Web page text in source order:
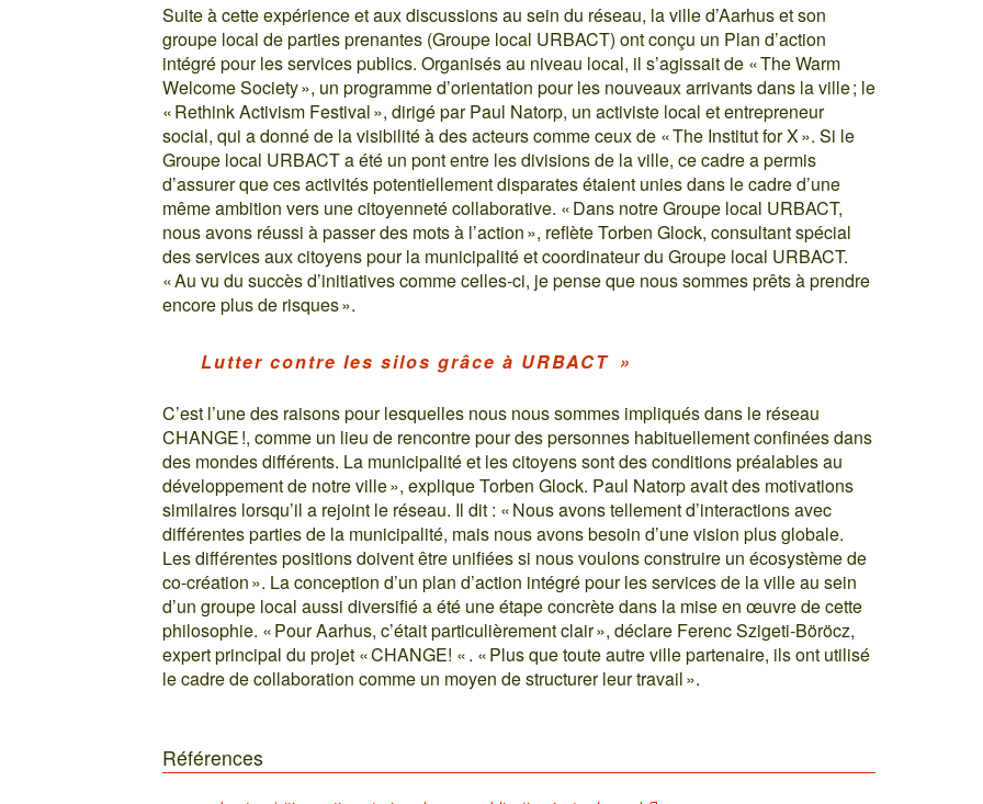
Suite à cette expérience et aux discussions au sein du réseau, la ville d’Aarhus et son
groupe local de parties prenantes (Groupe local URBACT) ont conçu un Plan d’action
intégré pour les services publics. Organisés au niveau local, il s’agissait de « The Warm
Welcome Society », un programme d’orientation pour les nouveaux arrivants dans la ville ; le
« Rethink Activism Festival », dirigé par Paul Natorp, un activiste local et entrepreneur
social, qui a donné de la visibilité à des acteurs comme ceux de « The Institut for X ». Si le
Groupe local URBACT a été un pont entre les divisions de la ville, ce cadre a permis
d’assurer que ces activités potentiellement disparates étaient unies dans le cadre d’une
même ambition vers une citoyenneté collaborative. « Dans notre Groupe local URBACT,
nous avons réussi à passer des mots à l’action », reflète Torben Glock, consultant spécial
des services aux citoyens pour la municipalité et coordinateur du Groupe local URBACT.
« Au vu du succès d’initiatives comme celles-ci, je pense que nous sommes prêts à prendre
encore plus de risques ».
Lutter contre les silos grâce à URBACT »
C’est l’une des raisons pour lesquelles nous nous sommes impliqués dans le réseau
CHANGE !, comme un lieu de rencontre pour des personnes habituellement confinées dans
des mondes différents. La municipalité et les citoyens sont des conditions préalables au
développement de notre ville », explique Torben Glock. Paul Natorp avait des motivations
similaires lorsqu’il a rejoint le réseau. Il dit : « Nous avons tellement d’interactions avec
différentes parties de la municipalité, mais nous avons besoin d’une vision plus globale.
Les différentes positions doivent être unifiées si nous voulons construire un écosystème de
co-création ». La conception d’un plan d’action intégré pour les services de la ville au sein
d’un groupe local aussi diversifié a été une étape concrète dans la mise en œuvre de cette
philosophie. « Pour Aarhus, c’était particulièrement clair », déclare Ferenc Szigeti-Böröcz,
expert principal du projet « CHANGE! « . « Plus que toute autre ville partenaire, ils ont utilisé
le cadre de collaboration comme un moyen de structurer leur travail ».
Références